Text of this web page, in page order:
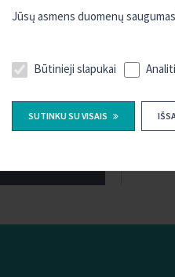
Jūsų asmens duomenų
Būtinieji slapukai
SUTINKU SU VISAIS